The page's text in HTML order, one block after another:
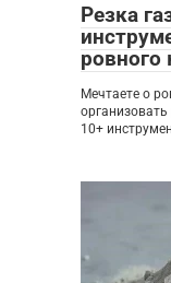
Резка
ровного
Мечтаете о
10+